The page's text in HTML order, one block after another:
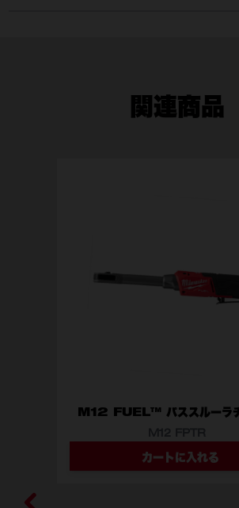
関連商品
M12 FUEL™ パススルーラ
M12 FPTR-0 JP
カートに入れる